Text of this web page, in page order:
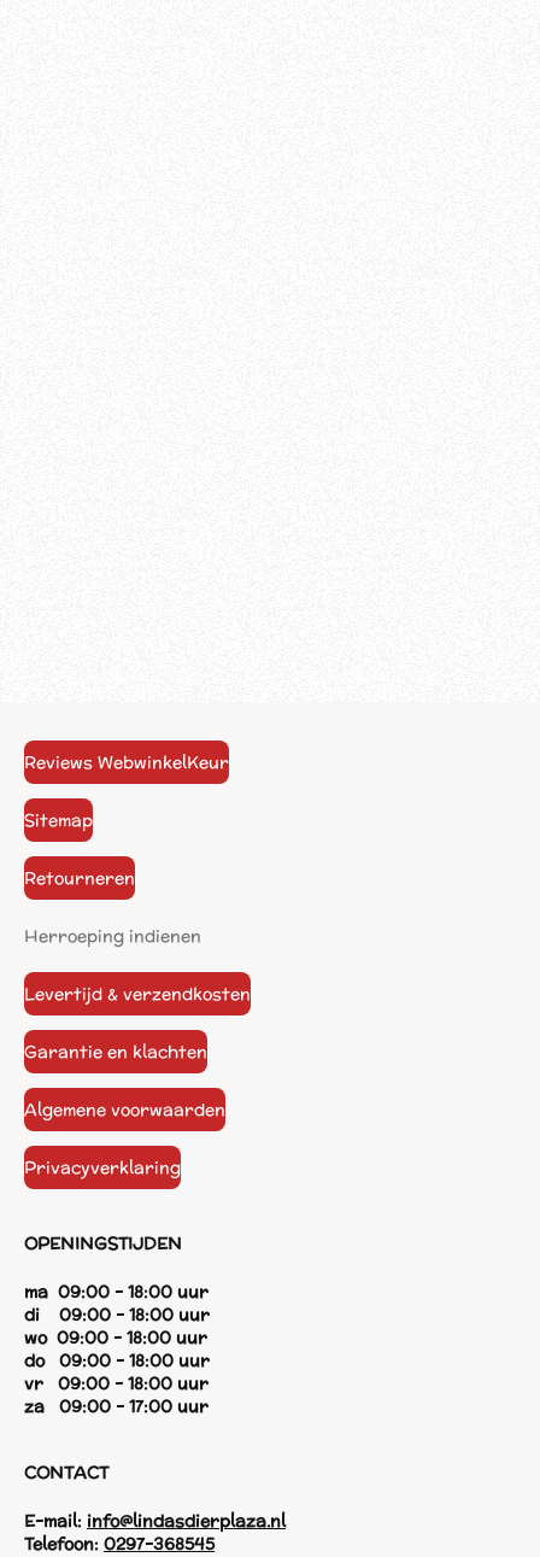
Reviews WebwinkelKeur
Sitemap
Retourneren
Herroeping indienen
Levertijd & verzendkosten
Garantie en klachten
Algemene voorwaarden
Privacyverklaring
OPENINGSTIJDEN
ma 09:00 - 18:00 uur
di 09:00 - 18:00 uur
wo 09:00 - 18:00 uur
do 09:00 - 18:00 uur
vr 09:00 - 18:00 uur
za 09:00 - 17:00 uur
CONTACT
E-mail: info@lindasdierplaza.nl
Telefoon: 0297-368545